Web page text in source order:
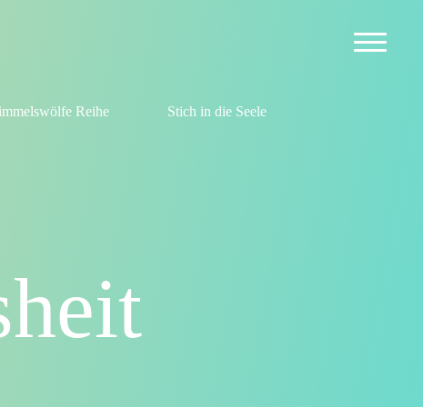
Reihe Stich in die Seele